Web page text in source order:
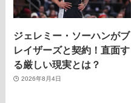
ジェレミー・ソーハンがブ
レイザーズと契約！直面す
る厳しい現実とは？
2026年8月4日